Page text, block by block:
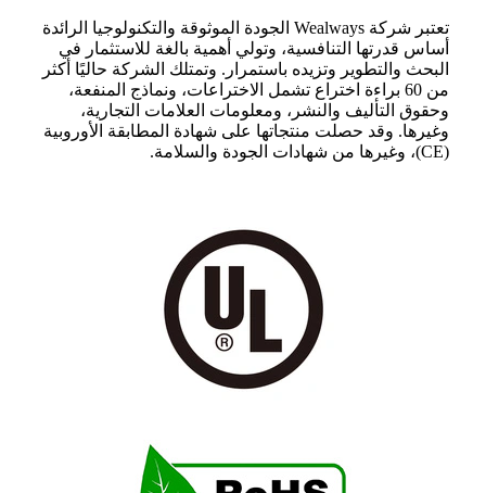
تعتبر شركة Wealways الجودة الموثوقة والتكنولوجيا الرائدة
أساس قدرتها التنافسية، وتولي أهمية بالغة للاستثمار في
البحث والتطوير وتزيده باستمرار. وتمتلك الشركة حاليًا أكثر
من 60 براءة اختراع تشمل الاختراعات، ونماذج المنفعة،
وحقوق التأليف والنشر، ومعلومات العلامات التجارية،
وغيرها. وقد حصلت منتجاتها على شهادة المطابقة الأوروبية
(CE)، وغيرها من شهادات الجودة والسلامة.